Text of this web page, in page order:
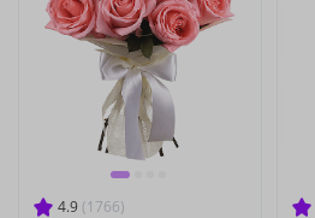
4.9 (1766)